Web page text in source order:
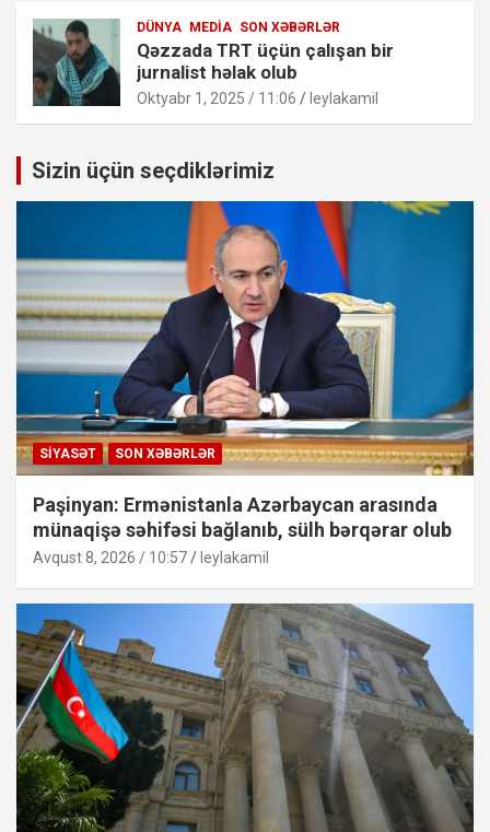
DÜNYA MEDIA SON XƏBƏRLƏR
Qəzzada TRT üçün çalışan bir
jurnalist həlak olub
Oktyabr 1, 2025 / 11:06 leylakamil
Sizin üçün seçdiklərimiz
SIYASƏT SON XƏBƏRLƏR
Paşinyan: Ermənistanla Azərbaycan arasında
münaqişə səhifəsi bağlanıb, sülh bərqərar olub
Avqust 8, 2026 / 10:57 leylakamil